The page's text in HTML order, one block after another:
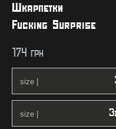
Шкарпетки
Fucking Surprise
174 грн